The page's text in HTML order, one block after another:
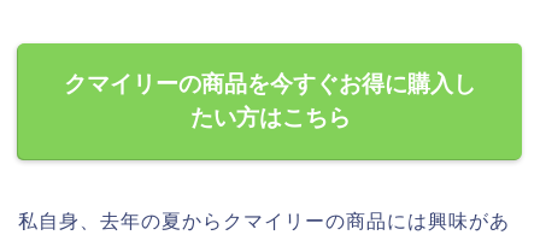
クマイリーの商品を今すぐお得に購入し
たい方はこちら
私自身、去年の夏からクマイリーの商品には興味があ